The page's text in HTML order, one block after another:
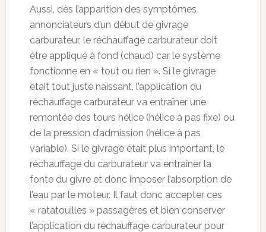
Aussi, dès l’apparition des symptômes
annonciateurs d’un début de givrage
carburateur, le réchauffage carburateur doit
être appliqué à fond (chaud) car le système
fonctionne en « tout ou rien ». Si le givrage
était tout juste naissant, l’application du
réchauffage carburateur va entraîner une
remontée des tours hélice (hélice à pas fixe) ou
de la pression d’admission (hélice à pas
variable). Si le givrage était plus important, le
réchauffage du carburateur va entraîner la
fonte du givre et donc imposer l’absorption de
l’eau par le moteur. Il faut donc accepter ces
« ratatouilles » passagères et bien conserver
l’application du réchauffage carburateur pour